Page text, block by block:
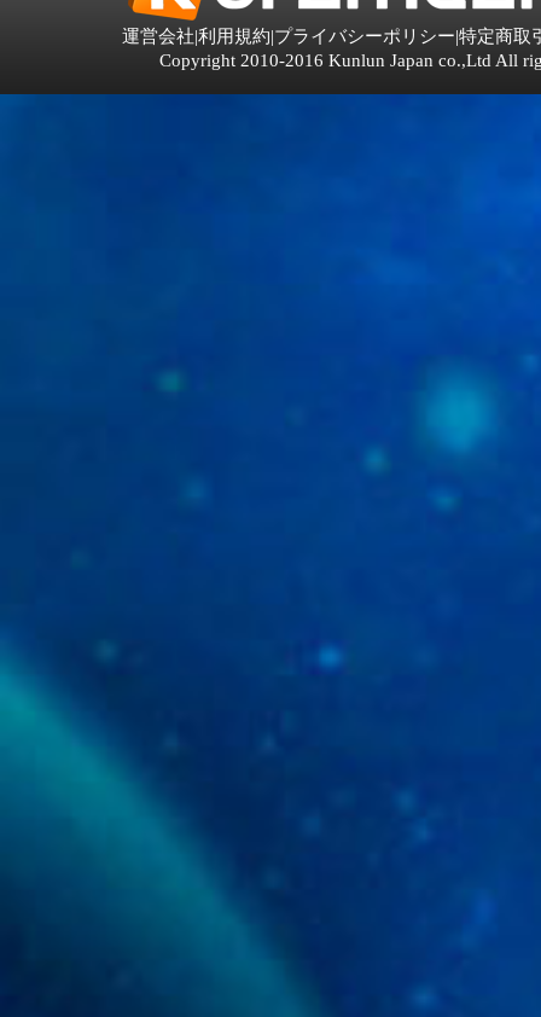
運営会社|利用規約|プライバシーポリシー|特定商取
Copyright 2010-2016 Kunlun Japan co.,Ltd All